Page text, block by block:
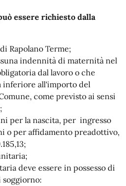
essere richiesto dalla
Rapolano Terme;
indennità di maternità nel
dal lavoro o che
all'importo del
come previsto ai sensi
per la nascita, per ingresso
o per affidamento preadottivo,
deve essere in possesso di